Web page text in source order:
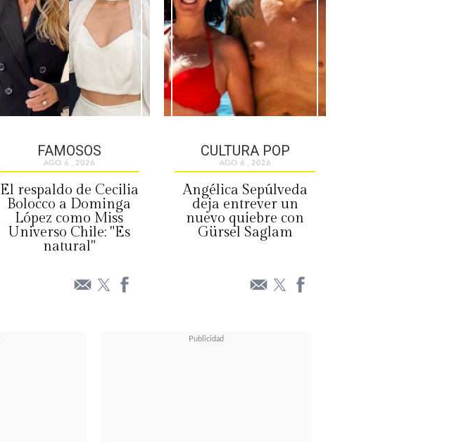
FAMOSOS
AGO 6 , 2026
El respaldo de Cecilia
Bolocco a Dominga
López como Miss
Universo Chile: "Es
natural"
CULTURA POP
AGO 6 , 2026
Angélica Sepúlveda
deja entrever un
nuevo quiebre con
Gürsel Saglam